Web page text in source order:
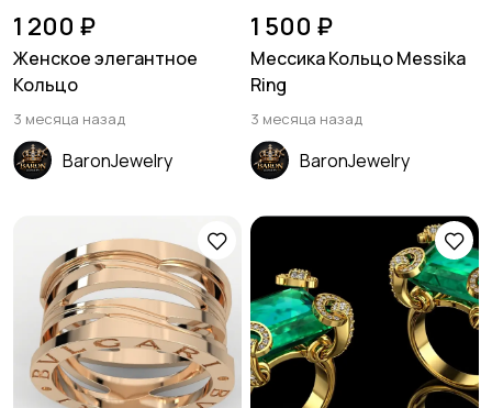
1 200 ₽
Женское элегантное
Кольцо
3 месяца назад
BaronJewelry
1 500 ₽
Мессика Кольцо Messika
Ring
3 месяца назад
BaronJewelry